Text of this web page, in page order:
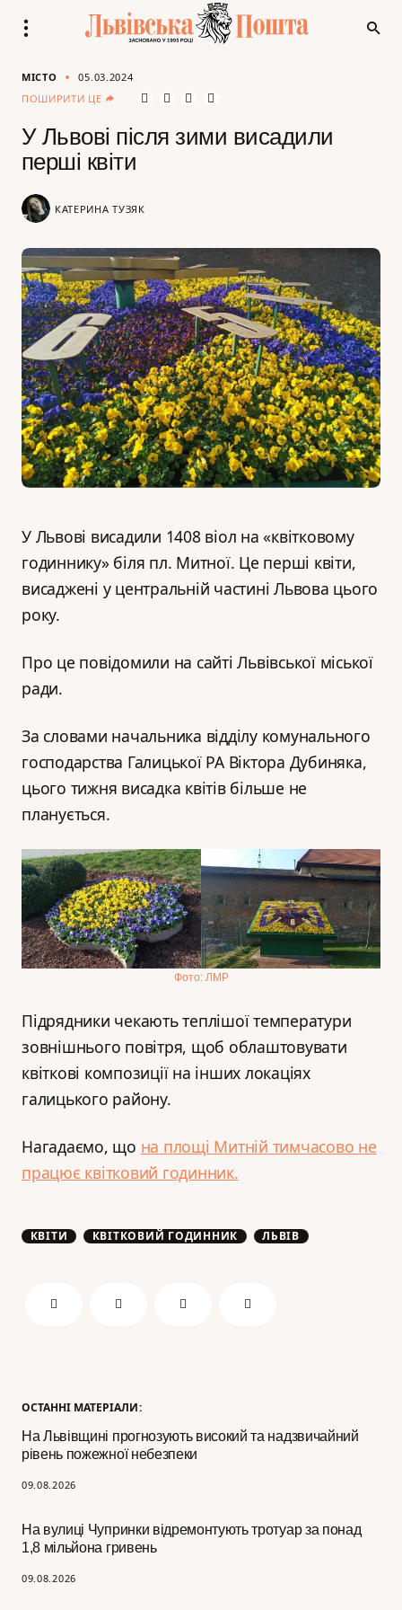
ОСТАННІ МАТЕРІАЛИ:
На Львівщині прогнозують високий та надзвичайний
рівень пожежної небезпеки
09.08.2026
На вулиці Чупринки відремонтують тротуар за понад
1,8 мільйона гривень
09.08.2026
МІСТО
05.03.2024
ПОШИРИТИ ЦЕ
У Львові після зими висадили
перші квіти
КАТЕРИНА ТУЗЯК
У Львові висадили 1408 віол на «квітковому
годиннику» біля пл. Митної. Це перші квіти,
висаджені у центральній частині Львова цього
року.
Про це повідомили на сайті Львівської міської
ради.
За словами начальника відділу комунального
господарства Галицької РА Віктора Дубиняка,
цього тижня висадка квітів більше не
планується.
Фото: ЛМР
Підрядники чекають теплішої температури
зовнішнього повітря, щоб облаштовувати
квіткові композиції на інших локаціях
галицького району.
Нагадаємо, що на площі Митній тимчасово не
працює квітковий годинник.
КВІТИ КВІТКОВИЙ ГОДИННИК ЛЬВІВ